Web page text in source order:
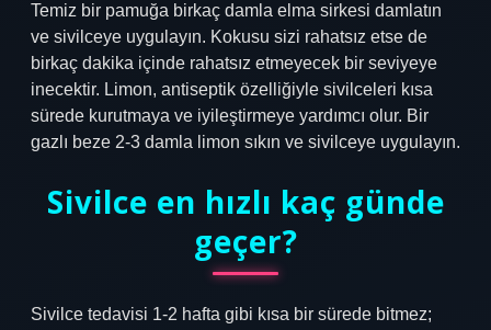
Temiz bir pamuğa birkaç damla elma sirkesi damlatın
ve sivilceye uygulayın. Kokusu sizi rahatsız etse de
birkaç dakika içinde rahatsız etmeyecek bir seviyeye
inecektir. Limon, antiseptik özelliğiyle sivilceleri kısa
sürede kurutmaya ve iyileştirmeye yardımcı olur. Bir
gazlı beze 2-3 damla limon sıkın ve sivilceye uygulayın.
Sivilce en hızlı kaç günde
geçer?
Sivilce tedavisi 1-2 hafta gibi kısa bir sürede bitmez;